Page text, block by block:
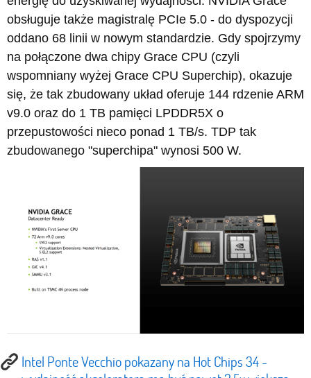
obsługuje także magistralę PCIe 5.0 - do dyspozycji
oddano 68 linii w nowym standardzie. Gdy spojrzymy
na połączone dwa chipy Grace CPU (czyli
wspomniany wyżej Grace CPU Superchip), okazuje
się, że tak zbudowany układ oferuje 144 rdzenie ARM
v9.0 oraz do 1 TB pamięci LPDDR5X o
przepustowości nieco ponad 1 TB/s. TDP tak
zbudowanego "superchipa" wynosi 500 W.
Intel Ponte Vecchio pokazany na Hot Chips 34 -